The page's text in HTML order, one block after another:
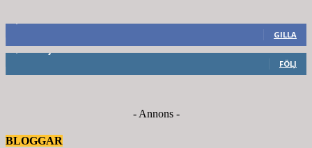
GILLA
FÖLJ
- Annons -
BLOGGAR